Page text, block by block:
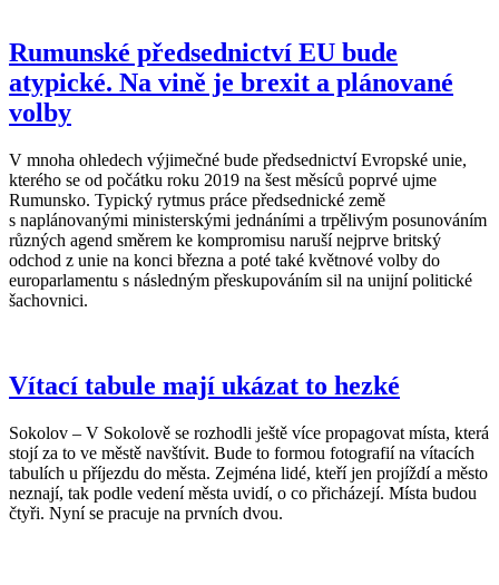
Rumunské předsednictví EU bude
atypické. Na vině je brexit a plánované
volby
V mnoha ohledech výjimečné bude předsednictví Evropské unie,
kterého se od počátku roku 2019 na šest měsíců poprvé ujme
Rumunsko. Typický rytmus práce předsednické země
s naplánovanými ministerskými jednáními a trpělivým posunováním
různých agend směrem ke kompromisu naruší nejprve britský
odchod z unie na konci března a poté také květnové volby do
europarlamentu s následným přeskupováním sil na unijní politické
šachovnici.
Vítací tabule mají ukázat to hezké
Sokolov – V Sokolově se rozhodli ještě více propagovat místa, která
stojí za to ve městě navštívit. Bude to formou fotografií na vítacích
tabulích u příjezdu do města. Zejména lidé, kteří jen projíždí a město
neznají, tak podle vedení města uvidí, o co přicházejí. Místa budou
čtyři. Nyní se pracuje na prvních dvou.